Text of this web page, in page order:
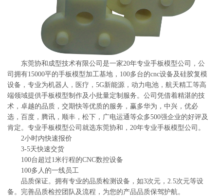
东莞协和成型技术有限公司是一家20年专业手板模型公司，公
司拥有15000平的手板模型加工基地，100多台的cnc设备及硅胶复模
设备，专业为机器人，医疗，5G新能源，动力电池，航天精工等高
端领域提供手板模型制作及小批量定制服务。公司凭借着精湛的技
术，卓越的品质，交期快等优质的服务，赢多华为，中兴，优必
选，百度，腾讯，顺丰，松下，广电运通等众多500强企业的好评及
肯定。专业手板模型公司就选东莞协和，20年专业手板模型公司。
2小时内快速报价
3-5天快速交货
100台超过1米行程的CNC数控设备
100多人的一线员工
品质保证。拥有专业的品质检测设备，如3次元，2.5次元等设
备。完善品质检控团队及流程，为您的产品品质保驾护航。